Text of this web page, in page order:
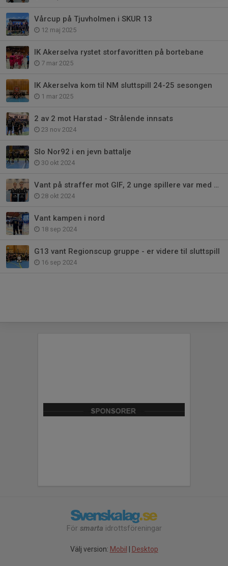
Vårcup på Tjuvholmen i SKUR 13
12 maj 2025
IK Akerselva rystet storfavoritten på bortebane
7 mar 2025
IK Akerselva kom til NM sluttspill 24-25 sesongen
1 mar 2025
2 av 2 mot Harstad - Strålende innsats
23 nov 2024
Slo Nor92 i en jevn battalje
30 okt 2024
Vant på straffer mot GIF, 2 unge spillere var med og avgjorde
28 okt 2024
Vant kampen i nord
18 sep 2024
G13 vant Regionscup gruppe - er videre til sluttspill
16 sep 2024
För smarta idrottsföreningar
Välj version: Mobil Desktop